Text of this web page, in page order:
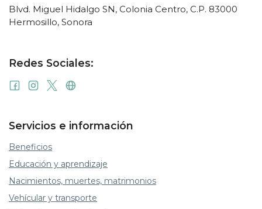
Blvd. Miguel Hidalgo SN, Colonia Centro, C.P. 83000
Hermosillo, Sonora
Redes Sociales:
Servicios e información
Beneficios
Educación y aprendizaje
Nacimientos, muertes, matrimonios
Vehícular y transporte